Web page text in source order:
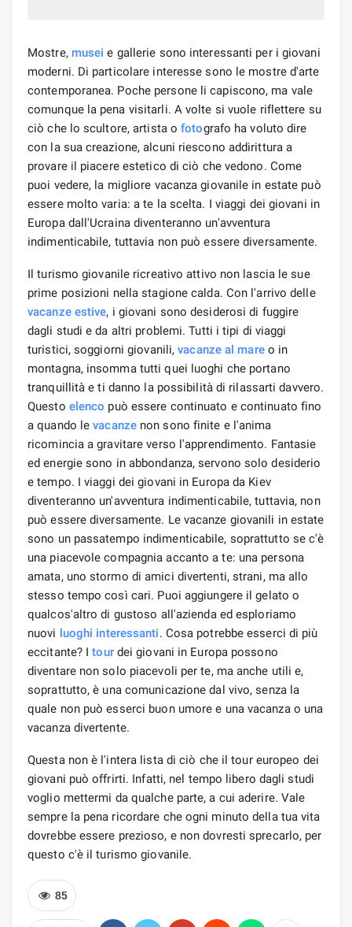
Mostre, musei e gallerie sono interessanti per i giovani
moderni. Di particolare interesse sono le mostre d'arte
contemporanea. Poche persone li capiscono, ma vale
comunque la pena visitarli. A volte si vuole riflettere su
ciò che lo scultore, artista ofotografo ha voluto dire
con la sua creazione, alcuni riescono addirittura a
provare il piacere estetico di ciò che vedono. Come
puoi vedere, la migliore vacanza giovanile in estate può
essere molto varia: a te la scelta. I viaggi dei giovani in
Europa dall'Ucraina diventeranno un'avventura
indimenticabile, tuttavia non può essere diversamente.
Il turismo giovanile ricreativo attivo non lascia le sue
prime posizioni nella stagione calda. Con l'arrivo delle
vacanze estive, i giovani sono desiderosi di fuggire
dagli studi e da altri problemi. Tutti i tipi di viaggi
turistici, soggiorni giovanili,vacanze al mareo in
montagna, insomma tutti quei luoghi che portano
tranquillità e ti danno la possibilità di rilassarti davvero.
Questo elenco può essere continuato e continuato fino
a quando levacanzenon sono finite e l'anima
ricomincia a gravitare verso l'apprendimento. Fantasie
ed energie sono in abbondanza, servono solo desiderio
e tempo. I viaggi dei giovani in Europa da Kiev
diventeranno un'avventura indimenticabile, tuttavia, non
può essere diversamente. Le vacanze giovanili in estate
sono un passatempo indimenticabile, soprattutto se c'è
una piacevole compagnia accanto a te: una persona
amata, uno stormo di amici divertenti, strani, ma allo
stesso tempo così cari. Puoi aggiungere il gelato o
qualcos'altro di gustoso all'azienda ed esploriamo
nuovi luoghi interessanti. Cosa potrebbe esserci di più
eccitante? Itourdei giovani in Europa possono
diventare non solo piacevoli per te, ma anche utili e,
soprattutto, è una comunicazione dal vivo, senza la
quale non può esserci buon umore e una vacanza o una
vacanza divertente.
Questa non è l'intera lista di ciò che il tour europeo dei
giovani può offrirti. Infatti, nel tempo libero dagli studi
voglio mettermi da qualche parte, a cui aderire. Vale
sempre la pena ricordare che ogni minuto della tua vita
dovrebbe essere prezioso, e non dovresti sprecarlo, per
questo c'è il turismo giovanile.
85